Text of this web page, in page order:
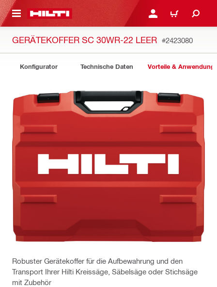
ANMELDEN ODER
WARENKORB
GERÄTEKOFFER SC 30WR-22 LEER #2423080
Konfigurator Technische Daten Vorteile &
Robuster Gerätekoffer für die Aufbewahrung und den
Transport Ihrer Hilti Kreissäge, Säbelsäge oder Stichsäge
mit Zubehör